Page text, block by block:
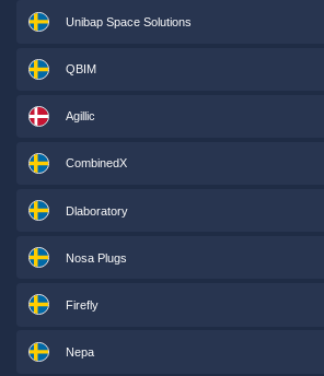
Unibap Space Solutions
QBIM
Agillic
CombinedX
Dlaboratory
Nosa Plugs
Firefly
Nepa